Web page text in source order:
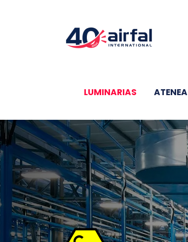
LUMINARIAS ATENEA